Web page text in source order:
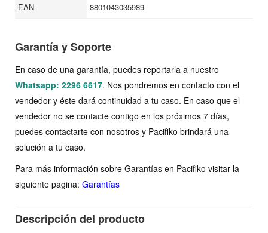
EAN
8801043035989
Garantía y Soporte
En caso de una garantía, puedes reportarla a nuestro
Whatsapp: 2296 6617. Nos pondremos en contacto con el
vendedor y éste dará continuidad a tu caso. En caso que el
vendedor no se contacte contigo en los próximos 7 días,
puedes contactarte con nosotros y Pacifiko brindará una
solución a tu caso.
Para más información sobre Garantías en Pacifiko visitar la
siguiente pagina: Garantías
Descripción del producto